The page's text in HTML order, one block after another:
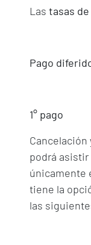
Lastasas
Pago
1° pago
podrá asistir
únicamente
tiene la
las